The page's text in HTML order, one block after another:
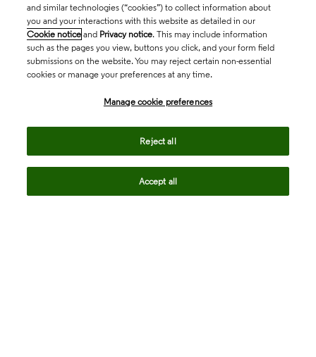
and similar technologies (“cookies”) to collect information about
you and your interactions with this website as detailed in our
Cookie notice and Privacy notice. This may include information
such as the pages you view, buttons you click, and your form field
submissions on the website. You may reject certain non-essential
cookies or manage your preferences at any time.
Manage cookie preferences
Reject all
Accept all